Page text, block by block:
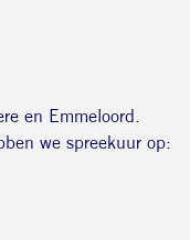
en Emmeloord.
we spreekuur op: